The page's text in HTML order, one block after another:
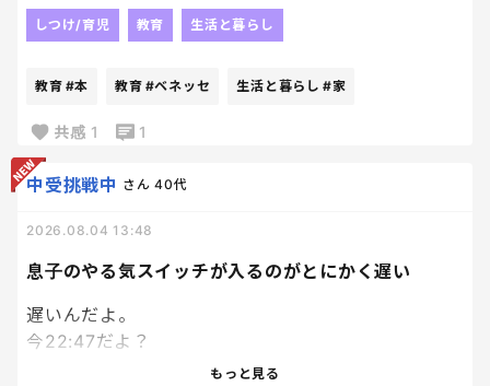
どうせぺらっぺらの本が届くんだろうな、
絵本大好き人間の長男にと、
ちょっと想定外にちゃんとした本届いてびっくり。
笑
ていうか普通の本！
Ｗ抽選付のものだったんだけど、
あまりにちゃんとした本届いたから、
しつけ/育児 教育 生活と暮らし
教育 #本 教育 #ベネッセ 生活と暮らし #家
共感 1 1
息子のやる気スイッチが入るのがとにかく遅い
中受挑戦中 さん 40代
2026.08.04 13:48
遅いんだよ。
今22:47だよ？
エンジンかかり始めたのが22時過ぎってなんなん。
もっと見る